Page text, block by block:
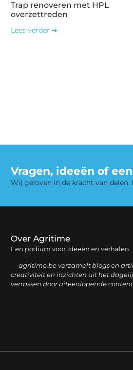
Trap renoveren met HPL
overzettreden
Lees verder ➜
Vragen, ideeën of
Wij geloven in de kracht van
Over Agritime
Een podium voor ideeën en verhalen.
— agritime.be verzamelt blogs en
creativiteit en inzichten uit het
verrassen door uiteenlopende content.